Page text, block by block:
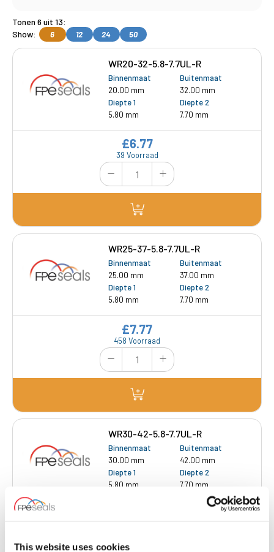
This website uses cookies
Tonen 6 uit 13:
Show:
6 12 24 50
WR20-32-5.8-7.7UL-R
Binnenmaat
20.00 mm
Buitenmaat
32.00 mm
Diepte 1
5.80 mm
Diepte 2
7.70 mm
39 Voorraad
£6.77
WR25-37-5.8-7.7UL-R
Binnenmaat
25.00 mm
Buitenmaat
37.00 mm
Diepte 1
5.80 mm
Diepte 2
7.70 mm
458 Voorraad
£7.77
WR30-42-5.8-7.7UL-R
Binnenmaat
30.00 mm
Buitenmaat
42.00 mm
Diepte 1
5.80 mm
Diepte 2
7.70 mm